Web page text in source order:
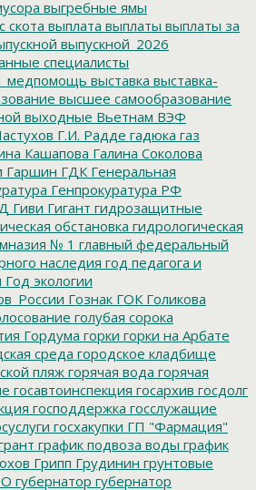
выгребные ямы
скота выплата выплаты выплаты за
выпускной_2026
специалисты
выставка выставка-
высшее самообразование
выходные Вьетнам ВЭФ
Г.И. Радде гадюка газ
Кашапова Галина Соколова
Гаршин ГДК Генеральная
Генпрокуратура РФ
Гиви Гигант гидрозащитные
обстановка гидрологическая
№ 1 главный федеральный
наследия год педагога и
Год экологии
Гознак ГОК Голикова
голубая сорока
Гордума горки горки на Арбате
среда городское кладбище
пляж горячая вода горячая
госавтоинспекция госархив госдолг
господдержка госслужащие
госхакупки ГП "Фармация"
график подвоза воды график
Грипп Грудинин грунтовые
губернатор губернатор